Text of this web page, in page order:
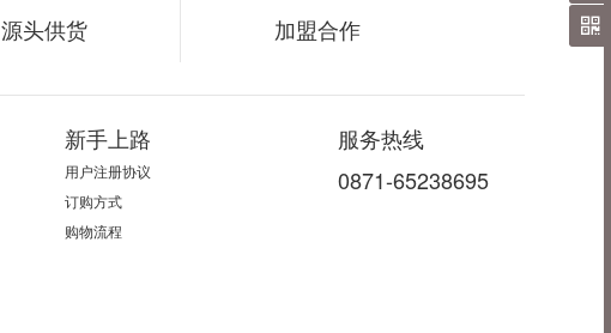
源头供货 加盟合作
新手上路
用户注册协议
订购方式
购物流程
服务热线
0871-65238695